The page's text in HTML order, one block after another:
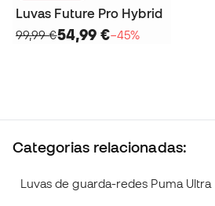
Luvas Future Pro Hybrid
99,99 €54,99 €−45%
Categorias relacionadas:
Luvas de guarda-redes Puma Ultra